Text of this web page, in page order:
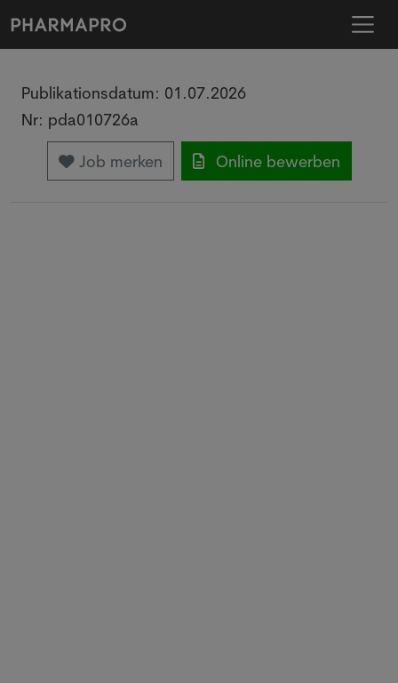
Publikationsdatum: 01.07.2026
Nr: pda010726a
Job merken Online bewerben